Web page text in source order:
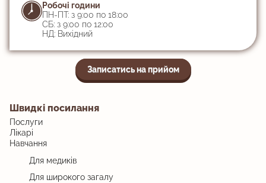
Робочі години
ПН-ПТ: з 9:00 по 18:00
СБ: з 9:00 по 12:00
НД: Вихідний
Записатись на прийом
Швидкі посилання
Послуги
Лікарі
Навчання
Для медиків
Для широкого загалу